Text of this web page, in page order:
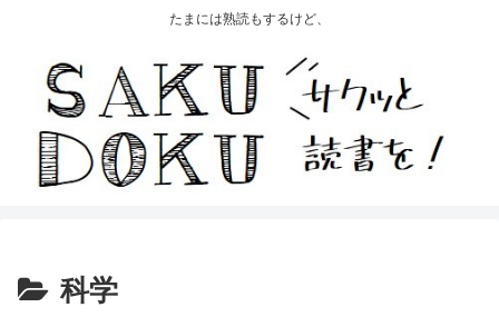
たまには熟読もするけど、
科学